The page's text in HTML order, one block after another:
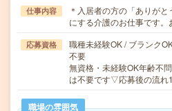
仕事内容
＊入居者の方の「ありが
にする介護のお仕事です
応募資格
職種未経験OK / ブランク
不要
無資格・未経験OK年齢不
は不要です▽応募後の流
職場の雰囲気